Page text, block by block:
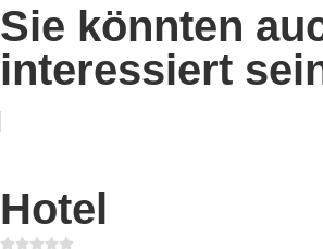
Sie könnten
interessiert
Hotel